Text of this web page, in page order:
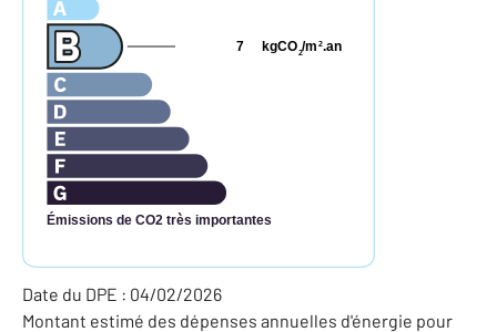
Émissions de CO2 très importantes
kgCO2/m 2.an
7
Date du DPE : 04/02/2026
Montant estimé des dépenses annuelles d'énergie pour